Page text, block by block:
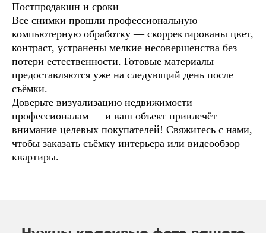
Постпродакшн и сроки
Все снимки прошли профессиональную
компьютерную обработку — скорректированы цвет,
контраст, устранены мелкие несовершенства без
потери естественности. Готовые материалы
предоставляются уже на следующий день после
съёмки.
Доверьте визуализацию недвижимости
профессионалам — и ваш объект привлечёт
внимание целевых покупателей! Свяжитесь с нами,
чтобы заказать съёмку интерьера или видеообзор
квартиры.